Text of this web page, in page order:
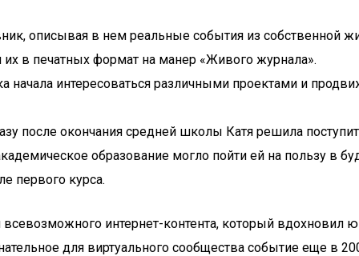
описывая в нем реальные события из собственной
в печатных формат на манер «Живого журнала».
интересоваться различными проектами и
после окончания средней школы Катя решила
образование могло пойти ей на пользу в
первого курса.
интернет-контента, который вдохновил
для виртуального сообщества событие еще в